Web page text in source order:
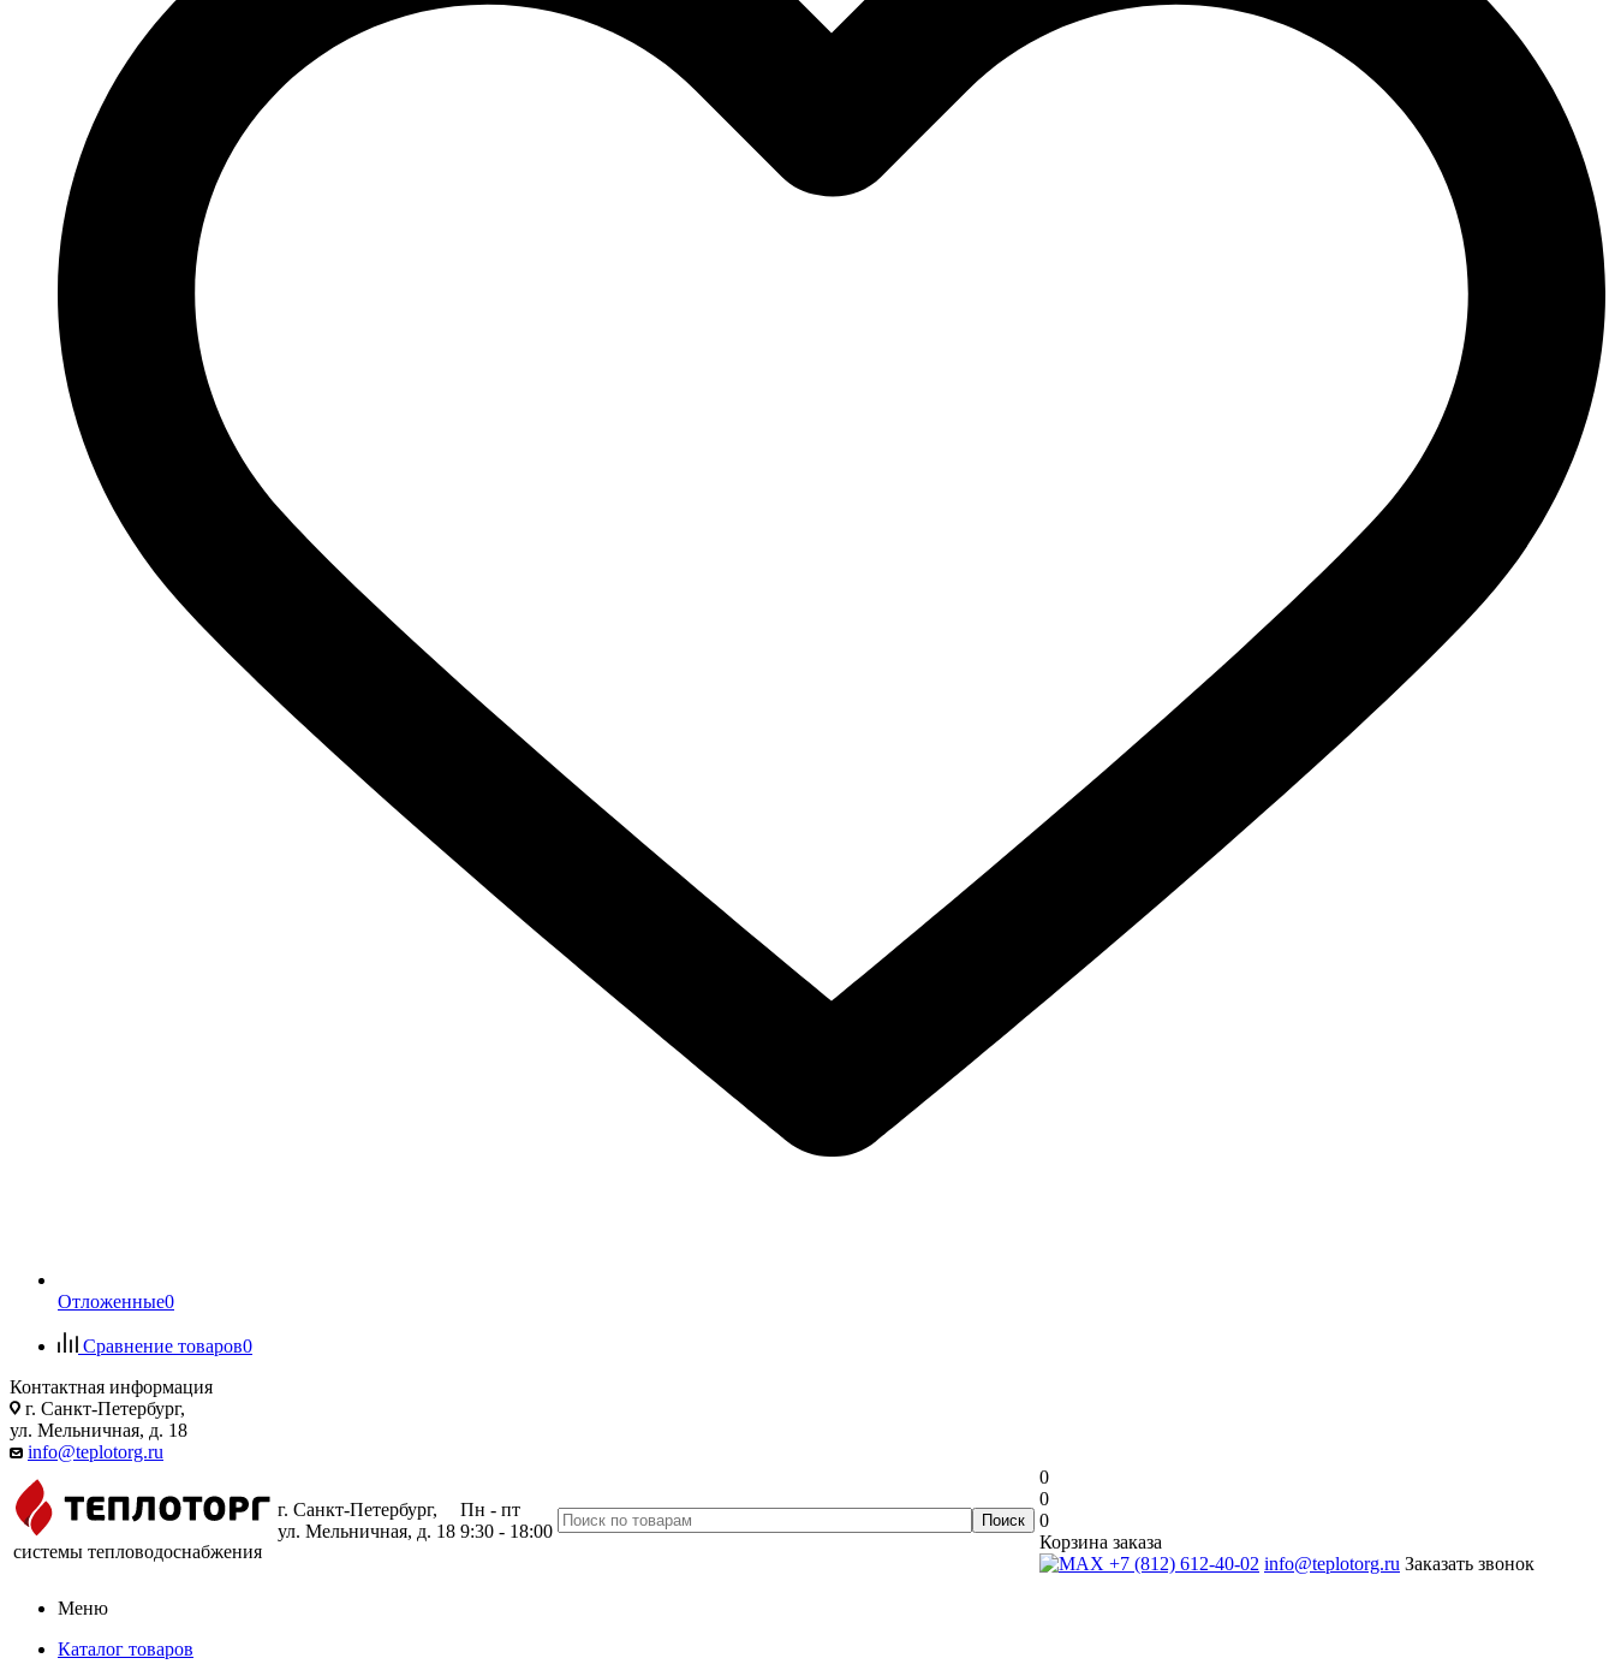
Отложенные0
Сравнение товаров0
Контактная информация
г. Санкт-Петербург,
ул. Мельничная, д. 18
info@teplotorg.ru
системы тепловодоснабжения
г. Санкт-Петербург,
ул. Мельничная, д. 18
Пн - пт
9:30 - 18:00
0
0
0
Корзина заказа
+7 (812) 612-40-02 info@teplotorg.ru Заказать звонок
Меню
Каталог товаров